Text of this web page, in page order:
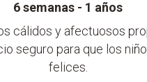
6 semanas - 1 años
cálidos y afectuosos
seguro para que los
felices.